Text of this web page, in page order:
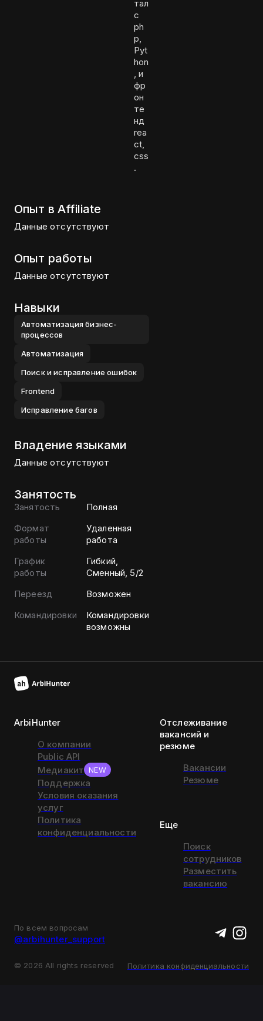
тал
с
ph
p,
Pyt
hon
, и
фр
он
те
нд
rea
ct,
css
.
Опыт в Affiliate
Данные отсутствуют
Опыт работы
Данные отсутствуют
Навыки
Автоматизация бизнес-
процессов
Автоматизация
Поиск и исправление ошибок
Frontend
Исправление багов
Владение языками
Данные отсутствуют
Занятость
Занятость
Полная
Формат
работы
Удаленная
работа
График
работы
Гибкий,
Сменный, 5/2
Переезд
Возможен
Командировки
Командировки
возможны
ArbiHunter
О компании
Public API
Медиакит NEW
Поддержка
Условия оказания
услуг
Политика
конфиденциальности
Отслеживание
вакансий и
резюме
Вакансии
Резюме
Еще
Поиск
сотрудников
Разместить
вакансию
По всем вопросам
@arbihunter_support
© 2026 All rights reserved Политика конфиденциальности